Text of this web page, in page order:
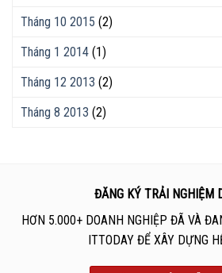
Tháng 10 2015 (2)
Tháng 1 2014 (1)
Tháng 12 2013 (2)
Tháng 8 2013 (2)
ĐĂNG KÝ TRẢI NGHIỆM
HƠN 5.000+ DOANH NGHIỆP ĐÃ VÀ
ITTODAY ĐỂ XÂY DỰNG